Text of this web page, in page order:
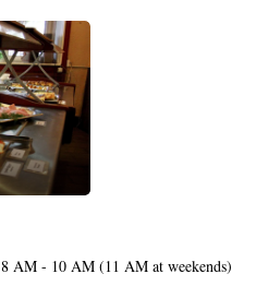
AM - 10 AM (11 AM at weekends)